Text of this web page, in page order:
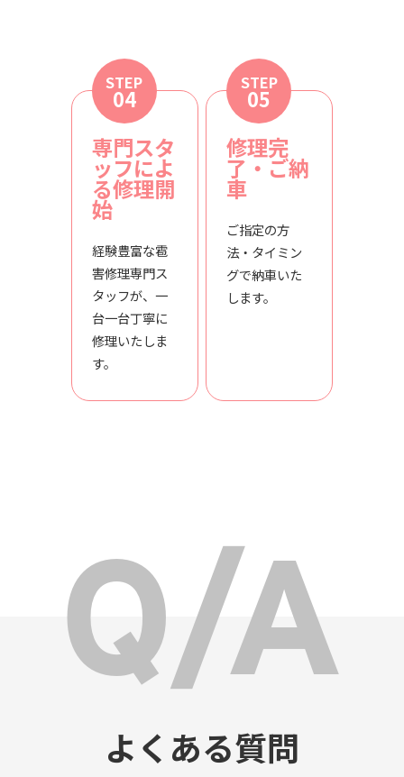
STEP
04
専門スタ
ッフによ
る修理開
始
経験豊富な雹
害修理専門ス
タッフが、一
台一台丁寧に
修理いたしま
す。
STEP
05
修理完
了・ご納
車
ご指定の方
法・タイミン
グで納車いた
します。
よくある質問